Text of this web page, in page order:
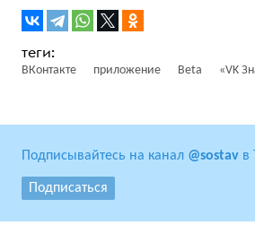
ВКонтакте приложение Beta «VK
Подписывайтесь на канал @sostav в
Подписаться